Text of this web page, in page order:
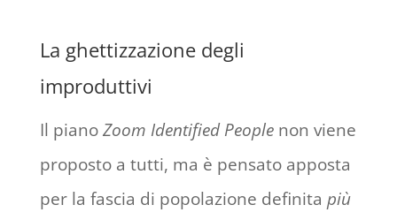
La ghettizzazione degli
improduttivi
Il pianoZoom Identified Peoplenon viene
proposto a tutti, ma è pensato apposta
per la fascia di popolazione definita più